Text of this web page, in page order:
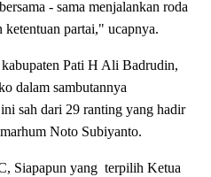
- sama menjalankan roda
ketentuan partai," ucapnya.
Pati H Ali Badrudin,
dalam sambutannya
sah dari 29 ranting yang hadir
Noto Subiyanto.
Siapapun yang terpilih Ketua